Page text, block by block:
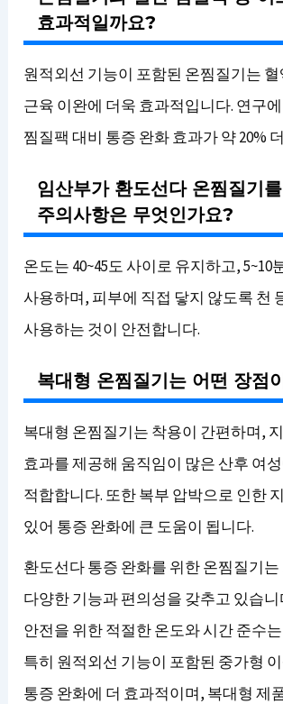
효과적일까요?
원적외선 기능이 포함된 온찜질기는
근육 이완에 더욱 효과적입니다. 연구
찜질팩 대비 통증 완화 효과가 약 20%
임산부가 환도선다 온찜질기
주의사항은 무엇인가요?
온도는 40~45도 사이로 유지하고, 5~10
사용하며, 피부에 직접 닿지 않도록 천
사용하는 것이 안전합니다.
복대형 온찜질기는 어떤 장점
복대형 온찜질기는 착용이 간편하며,
효과를 제공해 움직임이 많은 산후 여
적합합니다. 또한 복부 압박으로 인한
있어 통증 완화에 큰 도움이 됩니다.
환도선다 통증 완화를 위한 온찜질기
다양한 기능과 편의성을 갖추고 있습니
안전을 위한 적절한 온도와 시간 준수
특히 원적외선 기능이 포함된 중가형
통증 완화에 더 효과적이며, 복대형 제